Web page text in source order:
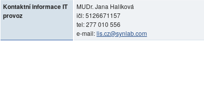
Kontaktní informace IT
provoz
MUDr. Jana Halíková
ičl: 5126671157
tel: 277 010 556
e-mail:lis.cz@synlab.com